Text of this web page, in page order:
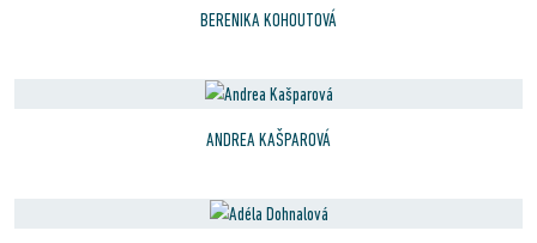
BERENIKA KOHOUTOVÁ
ANDREA KAŠPAROVÁ